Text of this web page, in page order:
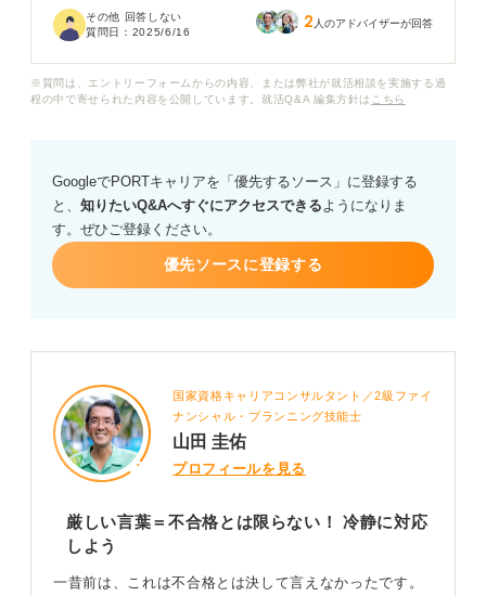
自分では真剣に面接を受けていたのですが、話し方や伝
この場合は落ちたということなのでしょうか？ 実際のと
その他 回答しない
質問日： 2025/6/16 2 人のアドバイザーが回答
※質問は、エントリーフォームからの内容、または弊社が就活相談を実施する過
程の中で寄せられた内容を公開しています。就活Q&A 編集方針は こちら
GoogleでPORTキャリアを「優先するソース」に登録する
と、 知りたいQ&Aへすぐにアクセスできるようになりま
す。ぜひご登録ください。
優先ソースに登録する
国家資格キャリアコンサルタント／2級ファイ
ナンシャル・プランニング技能士
山田 圭佑
プロフィールを見る
厳しい言葉＝不合格とは限らない！ 冷静に対応
しよう
一昔前は、これは不合格とは決して言えなかったです。